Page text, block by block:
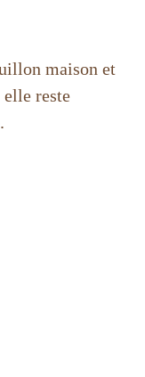
maison et
elle reste